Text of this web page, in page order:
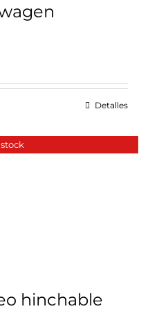
Detalles
hinchable